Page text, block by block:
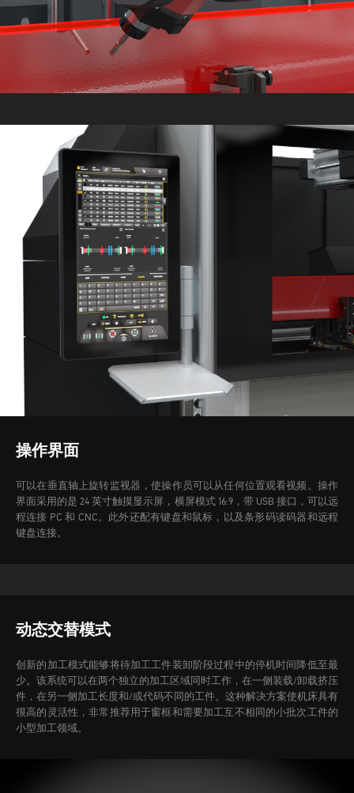
操作界面
可以在垂直轴上旋转监视器，使操作员可以从任何位置观看视频。操作
界面采用的是 24 英寸触摸显示屏，横屏模式 16:9，带 USB 接口，可以远
程连接 PC 和 CNC。此外还配有键盘和鼠标，以及条形码读码器和远程
键盘连接。
动态交替模式
创新的加工模式能够将待加工工件装卸阶段过程中的停机时间降低至最
少。该系统可以在两个独立的加工区域同时工作，在一侧装载/卸载挤压
件，在另一侧加工长度和/或代码不同的工件。 这种解决方案使机床具有
很高的灵活性，非常推荐用于窗框和需要加工互不相同的小批次工件的
小型加工领域。